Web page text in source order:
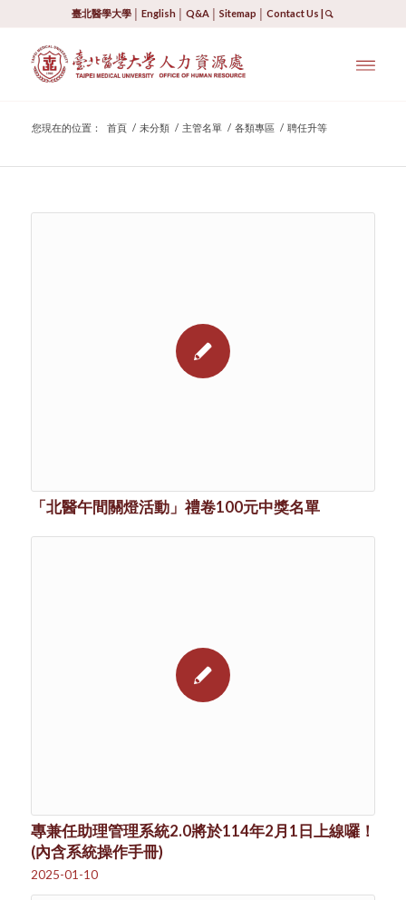
臺北醫學大學 │English │Q&A │Sitemap │Contact Us |
您現在的位置： 首頁 / 未分類 / 主管名單 / 各類專區 / 聘任升等
「北醫午間關燈活動」禮卷100元中獎名單
專兼任助理管理系統2.0將於114年2月1日上線囉！
(內含系統操作手冊)
2025-01-10